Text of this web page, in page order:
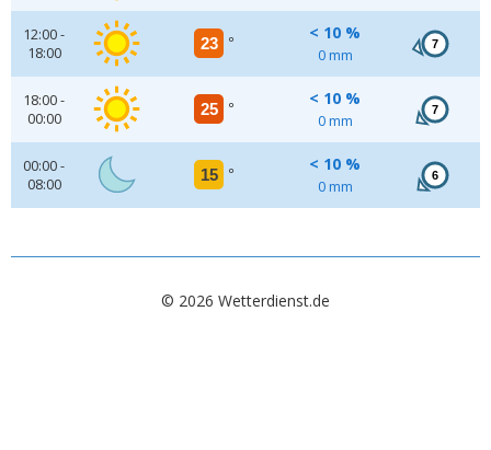
12:00 -
18:00
23 °
< 10 %
0 mm
7
18:00 -
00:00
25 °
< 10 %
0 mm
7
00:00 -
08:00
15 °
< 10 %
0 mm
6
© 2026 Wetterdienst.de